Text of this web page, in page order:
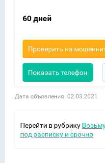
60 дней
Проверить на
Показать телефон
Дата объявления: 02.03.2021
Перейти в рубрику
под расписку и срочно